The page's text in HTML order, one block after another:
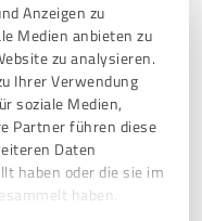
Anzeigen zu
Medien anbieten zu
zu analysieren.
Ihrer Verwendung
soziale Medien,
Partner führen diese
Daten
haben oder die sie im
haben.
Empfehlung